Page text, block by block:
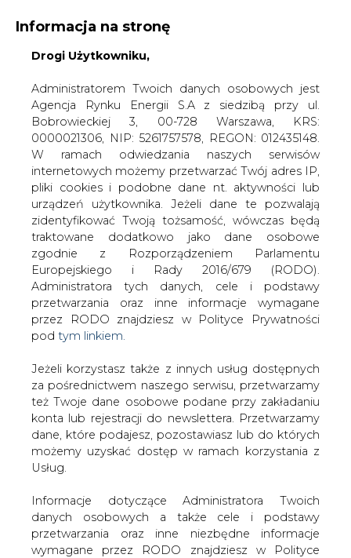
KONTAKT:
WYDAWCA PORTALU:
WYSOKI KONTRAST A A
ZALOGUJ SIĘ
WŁĄCZ CIRE.TV
Informacja na stronę
Drogi Użytkowniku,
Administratorem Twoich danych osobowych jest
Agencja Rynku Energii S.A z siedzibą przy ul.
Bobrowieckiej 3, 00-728 Warszawa, KRS:
0000021306, NIP: 5261757578, REGON: 012435148.
W ramach odwiedzania naszych serwisów
internetowych możemy przetwarzać Twój adres IP,
pliki cookies i podobne dane nt. aktywności lub
urządzeń użytkownika. Jeżeli dane te pozwalają
zidentyfikować Twoją tożsamość, wówczas będą
traktowane dodatkowo jako dane osobowe
zgodnie z Rozporządzeniem Parlamentu
Europejskiego i Rady 2016/679 (RODO).
Administratora tych danych, cele i podstawy
przetwarzania oraz inne informacje wymagane
przez RODO znajdziesz w Polityce Prywatności
pod tym linkiem.
Jeżeli korzystasz także z innych usług dostępnych
za pośrednictwem naszego serwisu, przetwarzamy
też Twoje dane osobowe podane przy zakładaniu
konta lub rejestracji do newslettera. Przetwarzamy
dane, które podajesz, pozostawiasz lub do których
możemy uzyskać dostęp w ramach korzystania z
Usług.
Informacje dotyczące Administratora Twoich
danych osobowych a także cele i podstawy
przetwarzania oraz inne niezbędne informacje
wymagane przez RODO znajdziesz w Polityce
Strona główna
SERWIS INFORMACYJNY CIRE
/ Białystok chce zredukować zużycie energii
2021-04-23 11:29
skomentuj
udostępnij: